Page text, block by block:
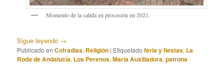
Momento de la salida en procesión en 2021.
Sigue leyendo →
Publicado en Cofradias, Religión | Etiquetado feria y fiestas, La
Roda de Andalucía, Los Perenos,María Auxiliadora,patrona